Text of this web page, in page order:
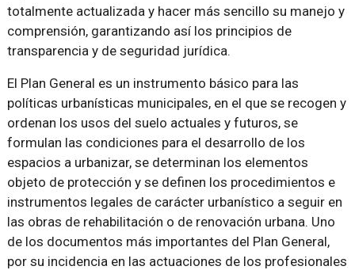
totalmente actualizada y hacer más sencillo su manejo y
comprensión, garantizando así los principios de
transparencia y de seguridad jurídica.
El Plan General es un instrumento básico para las
políticas urbanísticas municipales, en el que se recogen y
ordenan los usos del suelo actuales y futuros, se
formulan las condiciones para el desarrollo de los
espacios a urbanizar, se determinan los elementos
objeto de protección y se definen los procedimientos e
instrumentos legales de carácter urbanístico a seguir en
las obras de rehabilitación o de renovación urbana. Uno
de los documentos más importantes del Plan General,
por su incidencia en las actuaciones de los profesionales